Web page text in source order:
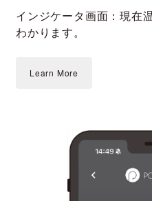
インジケータ画面：現在
わかります。
Learn More